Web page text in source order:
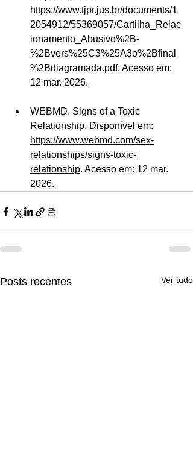
https://www.tjpr.jus.br/documents/1
2054912/55369057/Cartilha_Relac
ionamento_Abusivo%2B-
%2Bvers%25C3%25A3o%2Bfinal
%2Bdiagramada.pdf. Acesso em:
12 mar. 2026.
WEBMD. Signs of a Toxic
Relationship. Disponível em:
https://www.webmd.com/sex-
relationships/signs-toxic-
relationship. Acesso em: 12 mar.
2026.
Posts recentes Ver tudo